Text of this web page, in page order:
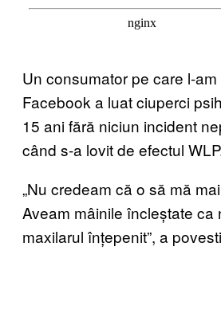
Un consumator pe care l-
Facebook a luat ciuperci
15 ani fără niciun incident
când s-a lovit de efectul
„Nu credeam că o să mă
Aveam mâinile încleștate ca
maxilarul înțepenit”, a